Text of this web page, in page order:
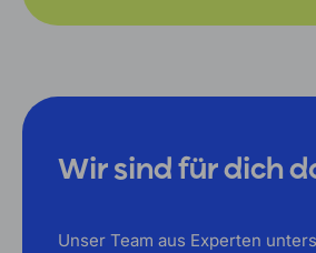
Wir sind für dich
Unser Team aus Experten